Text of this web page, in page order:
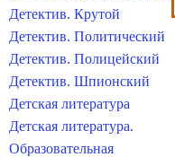
Детектив. Крутой
Детектив. Политический
Детектив. Полицейский
Детектив. Шпионский
Детская литература
Детская литература.
Образовательная